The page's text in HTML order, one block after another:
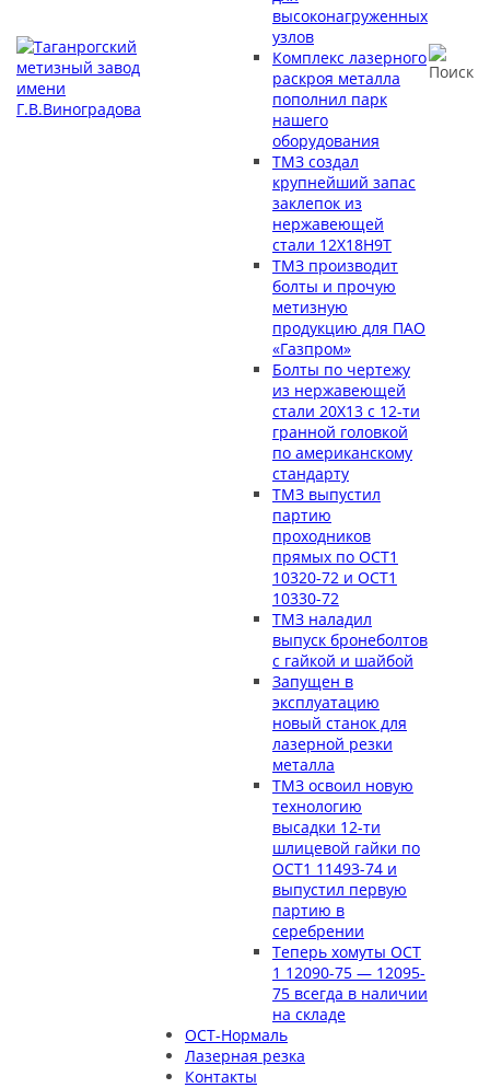
высоконагруженных
узлов
Комплекс лазерного
раскроя металла
пополнил парк
нашего
оборудования
ТМЗ создал
крупнейший запас
заклепок из
нержавеющей
стали 12Х18Н9Т
ТМЗ производит
болты и прочую
метизную
продукцию для ПАО
«Газпром»
Болты по чертежу
из нержавеющей
стали 20Х13 с 12-ти
гранной головкой
по американскому
стандарту
ТМЗ выпустил
партию
проходников
прямых по ОСТ1
10320-72 и ОСТ1
10330-72
ТМЗ наладил
выпуск бронеболтов
с гайкой и шайбой
Запущен в
эксплуатацию
новый станок для
лазерной резки
металла
ТМЗ освоил новую
технологию
высадки 12-ти
шлицевой гайки по
ОСТ1 11493-74 и
выпустил первую
партию в
серебрении
Теперь хомуты ОСТ
1 12090-75 — 12095-
75 всегда в наличии
на складе
ОСТ-Нормаль
Лазерная резка
Контакты